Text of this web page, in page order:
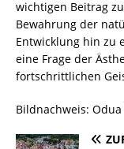
wichtigen Beitrag
Bewahrung der
Entwicklung hin zu
eine Frage der
fortschrittlichen
Bildnachweis: